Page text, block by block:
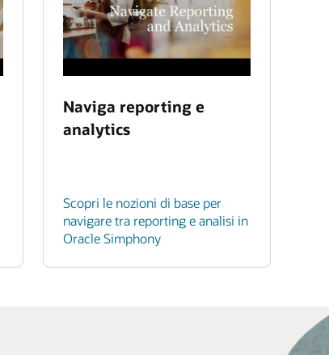
Naviga reporting e
analytics
Scopri le nozioni di base per
navigare tra reporting e analisi in
Oracle Simphony